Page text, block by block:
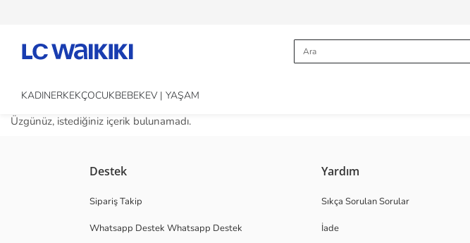
KADINERKEKÇOCUKBEBEKEV | YAŞAM
Üzgünüz, istediğiniz içerik bulunamadı.
Destek
Sipariş Takip
Whatsapp Destek Whatsapp Destek
Yardım
Sıkça Sorulan Sorular
İade